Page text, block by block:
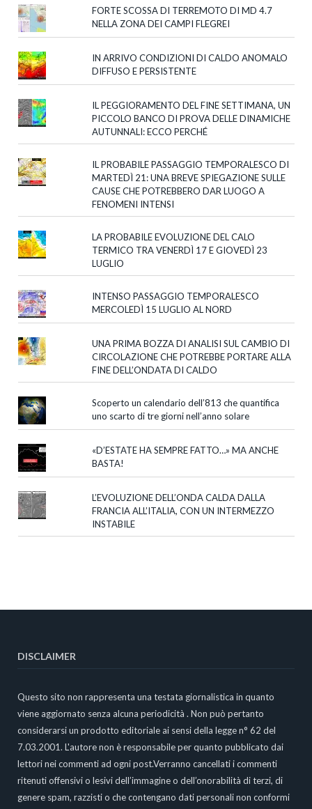
FORTE SCOSSA DI TERREMOTO DI MD 4.7
NELLA ZONA DEI CAMPI FLEGREI
IN ARRIVO CONDIZIONI DI CALDO ANOMALO
DIFFUSO E PERSISTENTE
IL PEGGIORAMENTO DEL FINE SETTIMANA, UN
PICCOLO BANCO DI PROVA DELLE DINAMICHE
AUTUNNALI: ECCO PERCHÉ
IL PROBABILE PASSAGGIO TEMPORALESCO DI
MARTEDÌ 21: UNA BREVE SPIEGAZIONE SULLE
CAUSE CHE POTREBBERO DAR LUOGO A
FENOMENI INTENSI
LA PROBABILE EVOLUZIONE DEL CALO
TERMICO TRA VENERDÌ 17 E GIOVEDÌ 23
LUGLIO
INTENSO PASSAGGIO TEMPORALESCO
MERCOLEDÌ 15 LUGLIO AL NORD
UNA PRIMA BOZZA DI ANALISI SUL CAMBIO DI
CIRCOLAZIONE CHE POTREBBE PORTARE ALLA
FINE DELL’ONDATA DI CALDO
Scoperto un calendario dell’813 che quantifica
uno scarto di tre giorni nell’anno solare
«D’ESTATE HA SEMPRE FATTO…» MA ANCHE
BASTA!
L’EVOLUZIONE DELL’ONDA CALDA DALLA
FRANCIA ALL’ITALIA, CON UN INTERMEZZO
INSTABILE
DISCLAIMER
Questo sito non rappresenta una testata giornalistica in quanto
viene aggiornato senza alcuna periodicità . Non può pertanto
considerarsi un prodotto editoriale ai sensi della legge n° 62 del
7.03.2001. L'autore non è responsabile per quanto pubblicato dai
lettori nei commenti ad ogni post.Verranno cancellati i commenti
ritenuti offensivi o lesivi dell’immagine o dell’onorabilità di terzi, di
genere spam, razzisti o che contengano dati personali non conformi